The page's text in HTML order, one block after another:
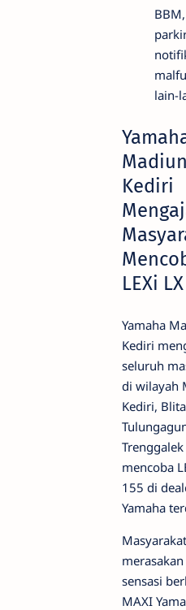
lain-
Madiun
Kediri
LEXi
Yamaha
Kediri
seluruh
di wilayah
Kediri,
mencoba
155 di
Yamaha
sensasi
MAXI